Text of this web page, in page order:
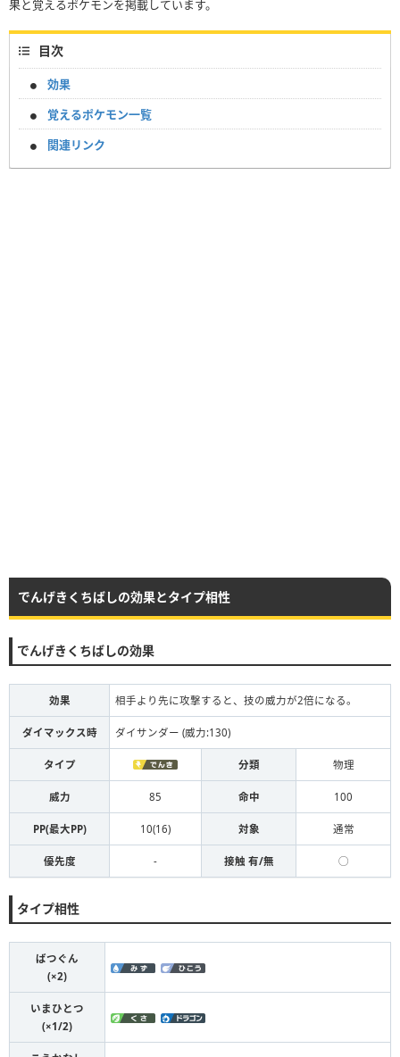
果と覚えるポケモンを掲載しています。
目次
効果
覚えるポケモン一覧
関連リンク
でんげきくちばしの効果とタイプ相性
でんげきくちばしの効果
効果 相手より先に攻撃すると、技の威力が2倍になる。
ダイマックス時 ダイサンダー (威力:130)
タイプ 分類 物理
威力 85 命中 100
PP(最大PP) 10(16) 対象 通常
優先度 - 接触 有/無 ◯
タイプ相性
ばつぐん
(×2)
いまひとつ
(×1/2)